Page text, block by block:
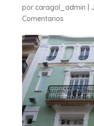
por caragol_admin
Comentarios